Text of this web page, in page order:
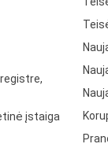
įstaiga